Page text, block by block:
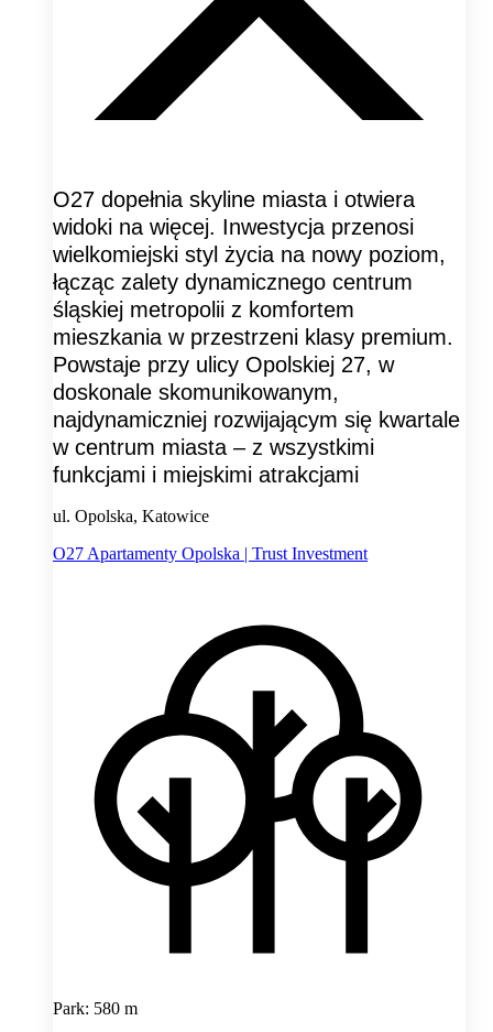
O27 dopełnia skyline miasta i otwiera
widoki na więcej. Inwestycja przenosi
wielkomiejski styl życia na nowy poziom,
łącząc zalety dynamicznego centrum
śląskiej metropolii z komfortem
mieszkania w przestrzeni klasy premium.
Powstaje przy ulicy Opolskiej 27, w
doskonale skomunikowanym,
najdynamiczniej rozwijającym się kwartale
w centrum miasta – z wszystkimi
funkcjami i miejskimi atrakcjami
ul. Opolska, Katowice
O27 Apartamenty Opolska | Trust Investment
Park: 580 m